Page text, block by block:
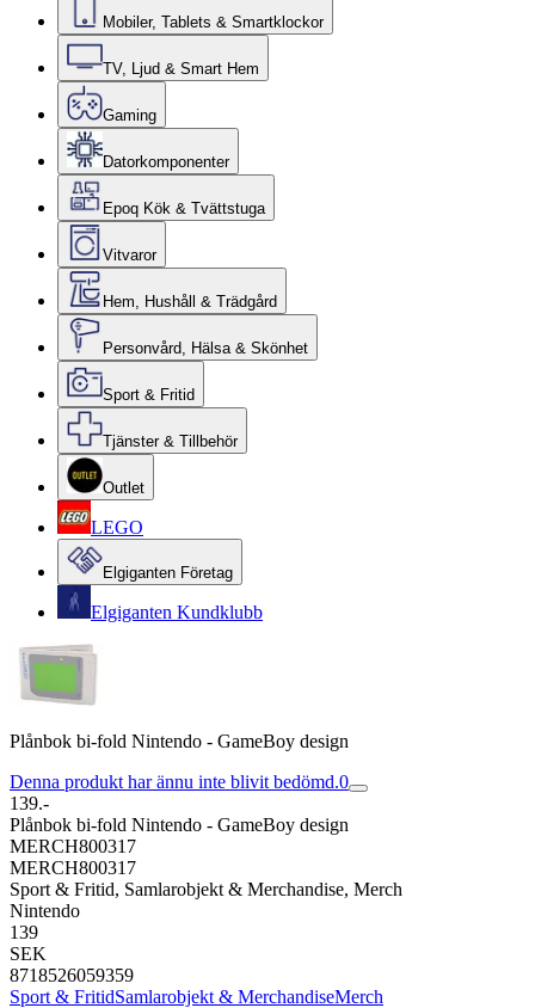
Mobiler, Tablets & Smartklockor
TV, Ljud & Smart Hem
Gaming
Datorkomponenter
Epoq Kök & Tvättstuga
Vitvaror
Hem, Hushåll & Trädgård
Personvård, Hälsa & Skönhet
Sport & Fritid
Tjänster & Tillbehör
Outlet
LEGO
Elgiganten Företag
Elgiganten Kundklubb
Plånbok bi-fold Nintendo - GameBoy design
Denna produkt har ännu inte blivit bedömd.0
139.-
Plånbok bi-fold Nintendo - GameBoy design
MERCH800317
MERCH800317
Sport & Fritid, Samlarobjekt & Merchandise, Merch
Nintendo
139
SEK
8718526059359
Sport & FritidSamlarobjekt & MerchandiseMerch